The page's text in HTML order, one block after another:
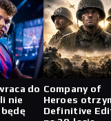
do
nie
Company of
Heroes
Definitive